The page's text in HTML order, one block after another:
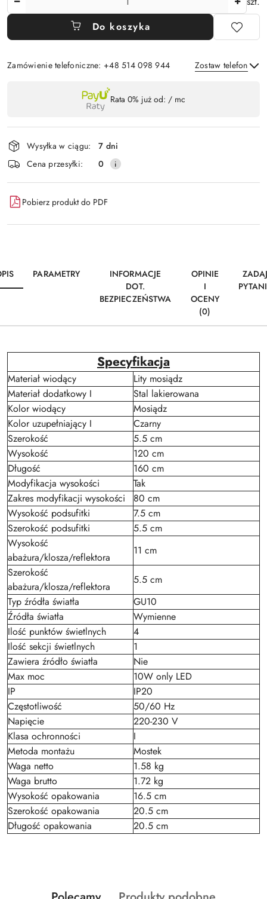
Do koszyka
Zamówienie telefoniczne: +48 514 098 944 Zostaw telefon
płatność
i
dostawa
Rata 0% już od: / mc
Wysyłka w ciągu:
7 dni
Cena przesyłki:
0
Pobierz produkt do PDF
PARAMETRY
INFORMACJE
DOT.
BEZPIECZEŃSTWA
OPINIE
I
OCENY
(0)
Specyfikacja
Materiał wiodący
Lity mosiądz
Materiał dodatkowy I
Stal lakierowana
Kolor wiodący
Mosiądz
Kolor uzupełniający I
Czarny
Szerokość
5.5 cm
Wysokość
120 cm
Długość
160 cm
Modyfikacja wysokości
Tak
Zakres modyfikacji wysokości
80 cm
Wysokość podsufitki
7.5 cm
Szerokość podsufitki
5.5 cm
Wysokość
abażura/klosza/reflektora
11 cm
Szerokość
abażura/klosza/reflektora
5.5 cm
Typ źródła światła
GU10
Źródła światła
Wymienne
Ilość punktów świetlnych
4
Ilość sekcji świetlnych
1
Zawiera źródło światła
Nie
Max moc
10W only LED
IP
IP20
Częstotliwość
50/60 Hz
Napięcie
220-230 V
Klasa ochronności
I
Metoda montażu
Mostek
Waga netto
1.58 kg
Waga brutto
1.72 kg
Wysokość opakowania
16.5 cm
Szerokość opakowania
20.5 cm
Długość opakowania
20.5 cm